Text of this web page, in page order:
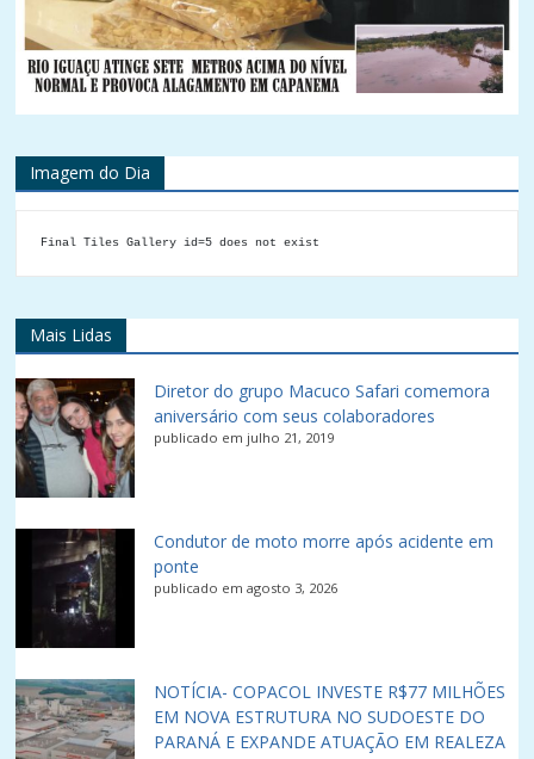
Imagem do Dia
Final Tiles Gallery id=5 does not exist
Mais Lidas
Diretor do grupo Macuco Safari comemora
aniversário com seus colaboradores
publicado em julho 21, 2019
Condutor de moto morre após acidente em
ponte
publicado em agosto 3, 2026
NOTÍCIA- COPACOL INVESTE R$77 MILHÕES
EM NOVA ESTRUTURA NO SUDOESTE DO
PARANÁ E EXPANDE ATUAÇÃO EM REALEZA